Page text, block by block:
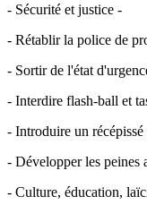
- Sécurité et justice -
- Rétablir la police de
- Sortir de l'état
- Interdire flash-ball et
- Introduire un
- Développer les peines
- Culture, éducation,